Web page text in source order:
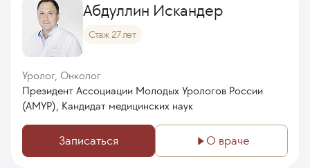
Абдуллин Искандер
Стаж 27 лет
Уролог, Онколог
Президент Ассоциации Молодых Урологов России
(АМУР), Кандидат медицинских наук
Записаться О враче